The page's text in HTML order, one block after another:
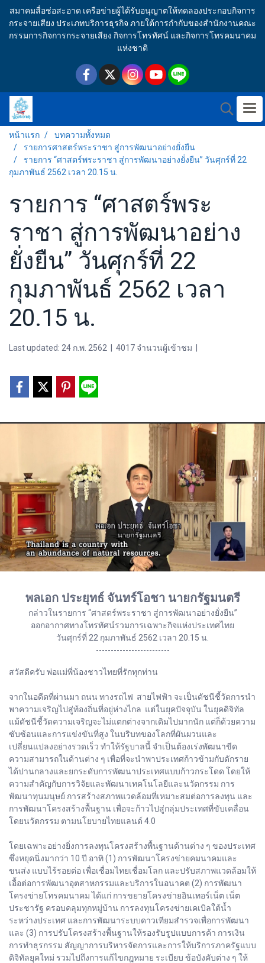
สมาคมสื่อช่อสะอาด เครือข่ายผู้ได้รับอนุญาตให้ทดลองประกอบกิจการ
กระจายเสียง ประเภทบริการธุรกิจ ภายใต้การกำกับของสำนักงานคณะ
กรรมการกิจการกระจายเสียง กิจการโทรทัศน์ และกิจการโทรคมนาคม
แห่งชาติ
หน้าแรก
บทความทั้งหมด
รายการศาสตร์พระราชา สู่การพัฒนาอย่างยั่งยืน
รายการ “ศาสตร์พระราชา สู่การพัฒนาอย่างยั่งยืน” วันศุกร์ที่ 22
กุมภาพันธ์ 2562 เวลา 20.15 น.
รายการ “ศาสตร์พระ
ราชา สู่การพัฒนาอย่าง
ยั่งยืน” วันศุกร์ที่ 22
กุมภาพันธ์ 2562 เวลา
20.15 น.
Last updated: 24 ก.พ. 2562 4017 จำนวนผู้เข้าชม
พลเอก ประยุทธ์ จันทร์โอชา นายกรัฐมนตรี
กล่าวในรายการ “ศาสตร์พระราชา สู่การพัฒนาอย่างยั่งยืน”
ออกอากาศทางโทรทัศน์รวมการเฉพาะกิจแห่งประเทศไทย
วันศุกร์ที่ 22 กุมภาพันธ์ 2562 เวลา 20.15 น.
-------------------------
สวัสดีครับ พ่อแม่พี่น้องชาวไทยที่รักทุกท่าน
จากในอดีตที่ผ่านมา ถนน ทางรถไฟ สายไฟฟ้า จะเป็นดัชนีชี้วัดการนำ
พาความเจริญไปสู่ท้องถิ่นที่อยู่ห่างไกล แต่ในยุคปัจจุบัน ในยุคดิจิทัล
แม้ดัชนีชี้วัดความเจริญจะไม่แตกต่างจากเดิมไปมากนัก แต่ก็ด้วยความ
ซับซ้อนและการแข่งขันที่สูง ในบริบทของโลกที่ผันผวนและ
เปลี่ยนแปลงอย่างรวดเร็ว ทำให้รัฐบาลนี้ จำเป็นต้องเร่งพัฒนาขีด
ความสามารถในด้านต่าง ๆ เพื่อที่จะนำพาประเทศก้าวข้ามกับดักราย
ได้ปานกลางและยกระดับการพัฒนาประเทศแบบก้าวกระโดด โดยให้
ความสำคัญกับการวิจัยและพัฒนาเทคโนโลยีและนวัตกรรม การ
พัฒนาทุนมนุษย์ การสร้างสภาพแวดล้อมที่เหมาะสมต่อการลงทุน และ
การพัฒนาโครงสร้างพื้นฐาน เพื่อจะก้าวไปสู่กลุ่มประเทศที่ขับเคลื่อน
โดยนวัตกรรม ตามนโยบายไทยแลนด์ 4.0
โดยเฉพาะอย่างยิ่งการลงทุนโครงสร้างพื้นฐานด้านต่าง ๆ ของประเทศ
ซึ่งหยุดนิ่งมากว่า 10 ปี อาทิ (1) การพัฒนาโครงข่ายคมนาคมและ
ขนส่ง แบบไร้รอยต่อ เพื่อเชื่อมไทยเชื่อมโลก และปรับสภาพแวดล้อมให้
เอื้อต่อการพัฒนาอุตสาหกรรมและบริการในอนาคต (2) การพัฒนา
โครงข่ายโทรคมนาคม ได้แก่ การขยายโครงข่ายอินเทอร์เน็ต เน็ต
ประชารัฐ ครอบคลุมทุกหมู่บ้าน การลงทุนโครงข่ายเคเบิลใต้น้ำ
ระหว่างประเทศ และการพัฒนาระบบดาวเทียมสำรวจเพื่อการพัฒนา
และ (3) การปรับโครงสร้างพื้นฐานให้รองรับรูปแบบการค้า การเงิน
การทำธุรกรรม สัญญาการบริหารจัดการและการให้บริการภาครัฐแบบ
ดิจิทัลยุคใหม่ รวมไปถึงการแก้ไขกฎหมาย ระเบียบ ข้อบังคับต่าง ๆ ให้